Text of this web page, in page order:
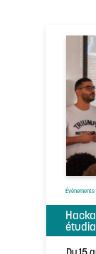
Évènements